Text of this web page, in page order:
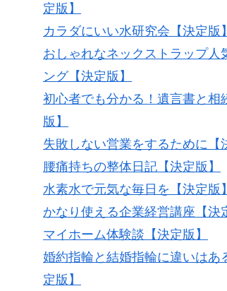
定版】
カラダにいい水研究会【決定版】
おしゃれなネックストラップ人
ング【決定版】
初心者でも分かる！遺言書と相
版】
失敗しない営業をするために【
腰痛持ちの整体日記【決定版】
水素水で元気な毎日を【決定版】
かなり使える企業経営講座【決
マイホーム体験談【決定版】
婚約指輪と結婚指輪に違いはあ
定版】